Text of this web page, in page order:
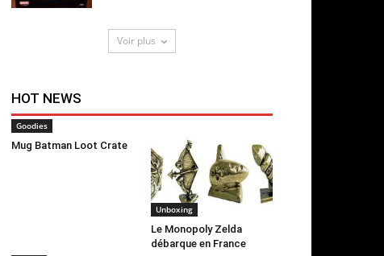
Voir plus
HOT NEWS
Goodies
Mug Batman Loot Crate
Unboxing
Le Monopoly Zelda
débarque en France